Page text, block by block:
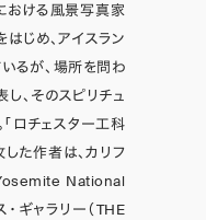
おける風景写真家
じめ、アイスラン
るが、場所を問わ
、そのスピリチュ
ロチェスター工科
た作者は、カリフ
National
ギャラリー（THE